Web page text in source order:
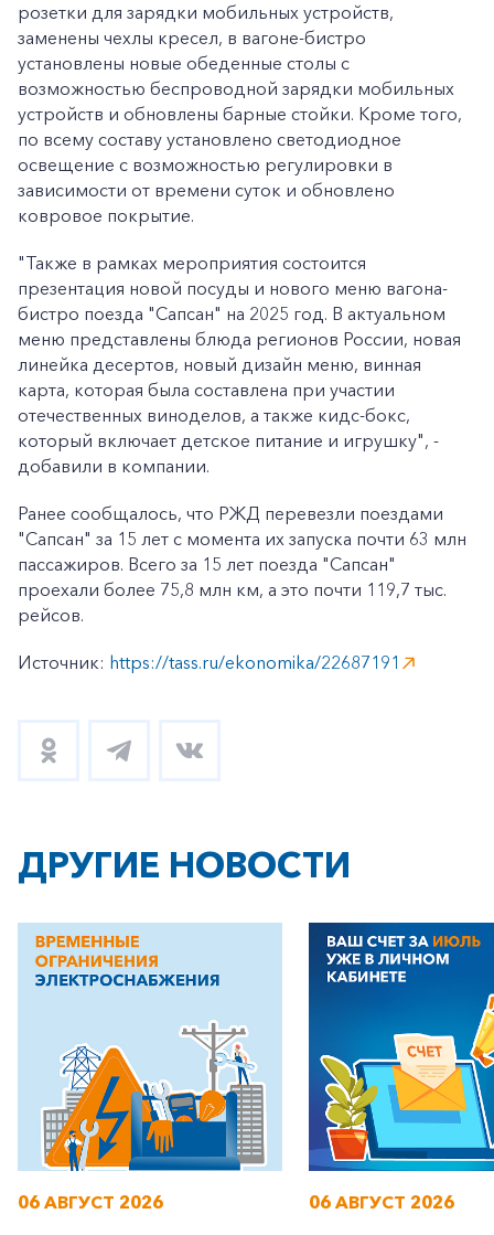
+7-800-700-24-57
Заказать обратный звонок
Корпоративным клиентам
розетки для зарядки мобильных устройств,
заменены чехлы кресел, в вагоне-бистро
установлены новые обеденные столы с
возможностью беспроводной зарядки мобильных
устройств и обновлены барные стойки. Кроме того,
по всему составу установлено светодиодное
освещение с возможностью регулировки в
зависимости от времени суток и обновлено
ковровое покрытие.
"Также в рамках мероприятия состоится
презентация новой посуды и нового меню вагона-
бистро поезда "Сапсан" на 2025 год. В актуальном
меню представлены блюда регионов России, новая
линейка десертов, новый дизайн меню, винная
карта, которая была составлена при участии
отечественных виноделов, а также кидс-бокс,
который включает детское питание и игрушку", -
добавили в компании.
Ранее сообщалось, что РЖД перевезли поездами
"Сапсан" за 15 лет с момента их запуска почти 63 млн
пассажиров. Всего за 15 лет поезда "Сапсан"
проехали более 75,8 млн км, а это почти 119,7 тыс.
рейсов.
Источник: https://tass.ru/ekonomika/22687191
ДРУГИЕ НОВОСТИ
06 АВГУСТ 2026 06 АВГУСТ 2026